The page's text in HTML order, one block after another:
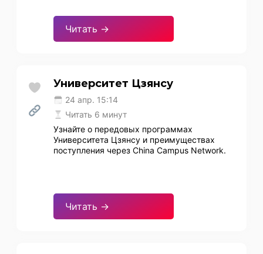
Читать →
Университет Цзянсу
24 апр. 15:14
Читать 6 минут
Узнайте о передовых программах
Университета Цзянсу и преимуществах
поступления через China Campus Network.
Читать →